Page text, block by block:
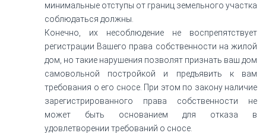
минимальные отступы от границ земельного участка
соблюдаться должны.
Конечно, их несоблюдение не воспрепятствует
регистрации Вашего права собственности на жилой
дом, но такие нарушения позволят признать ваш дом
самовольной постройкой и предъявить к вам
требования о его сносе. При этом по закону наличие
зарегистрированного права собственности не
может быть основанием для отказа в
удовлетворении требований о сносе.